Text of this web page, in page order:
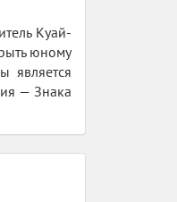
Куай-
юному
является
— Знака